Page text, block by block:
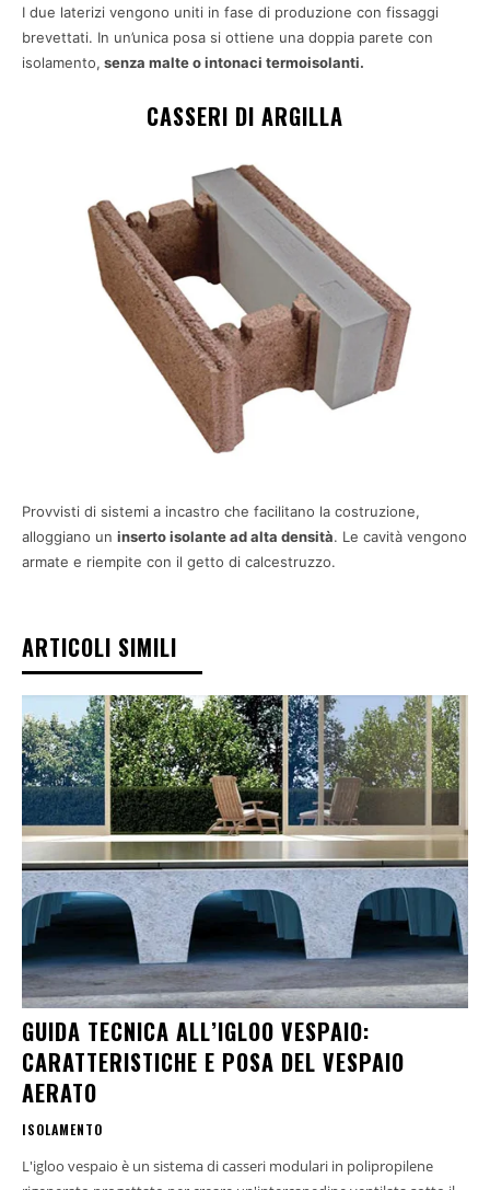
I due laterizi vengono uniti in fase di produzione con fissaggi
brevettati. In un’unica posa si ottiene una doppia parete con
isolamento, senza malte o intonaci termoisolanti.
CASSERI DI ARGILLA
Provvisti di sistemi a incastro che facilitano la costruzione,
alloggiano un inserto isolante ad alta densità. Le cavità vengono
armate e riempite con il getto di calcestruzzo.
ARTICOLI SIMILI
GUIDA TECNICA ALL’IGLOO VESPAIO:
CARATTERISTICHE E POSA DEL VESPAIO
AERATO
ISOLAMENTO
L'igloo vespaio è un sistema di casseri modulari in polipropilene